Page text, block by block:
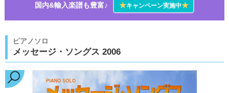
国内&輸入楽譜も豊富♪
★キャンペーン実施中★
ピアノソロ
メッセージ・ソングス 2006